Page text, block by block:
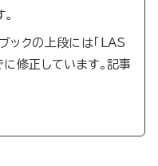
クの上段には「LAS
に修正しています。記事